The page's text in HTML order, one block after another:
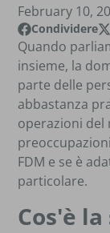
February 10,
Condividere
Condividi su
Si apre in una Si
Quando
insieme, la
parte delle
abbastanza
operazioni del
FDM e se è
particolare.
Cos'è